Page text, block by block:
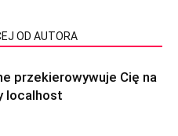
OD AUTORA
przekierowywuje Cię na
localhost